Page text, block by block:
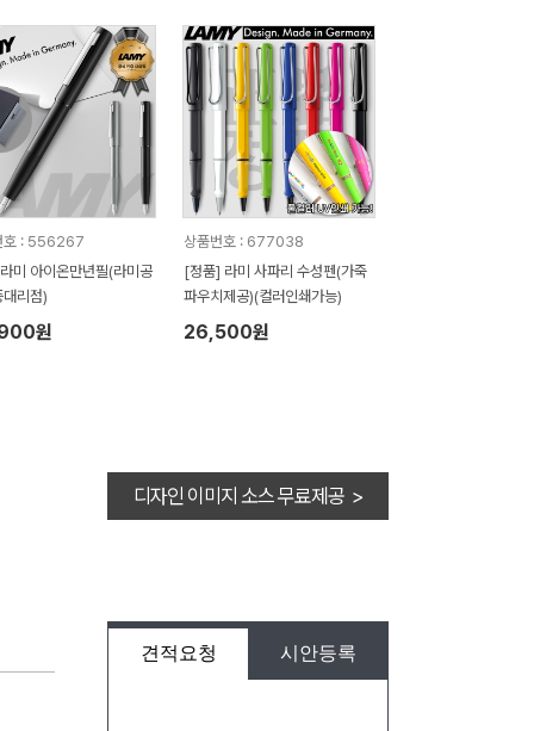
호 : 556267
미 아이온만년필(라미공
리점)
원
상품번호 : 677038
[정품] 라미 사파리 수성펜(가죽
파우치제공)(컬러인쇄가능)
26,500원
디자인 이미지 소스 무료제공 >
견적요청 시안등록